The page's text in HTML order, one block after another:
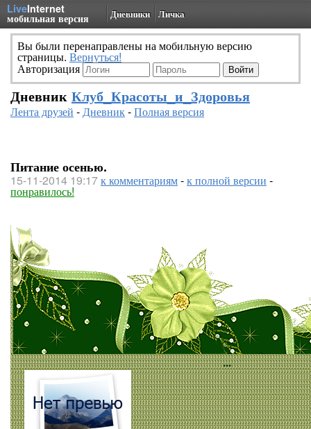
LiveInternet
мобильная версия Дневники Личка
Вы были перенаправлены на мобильную версию
страницы. Вернуться!
Авторизация
Дневник Клуб_Красоты_и_Здоровья
Лента друзей -Дневник-Полная версия
Питание осенью.
15-11-2014 19:17к комментариям-к полной версии -
понравилось!
...